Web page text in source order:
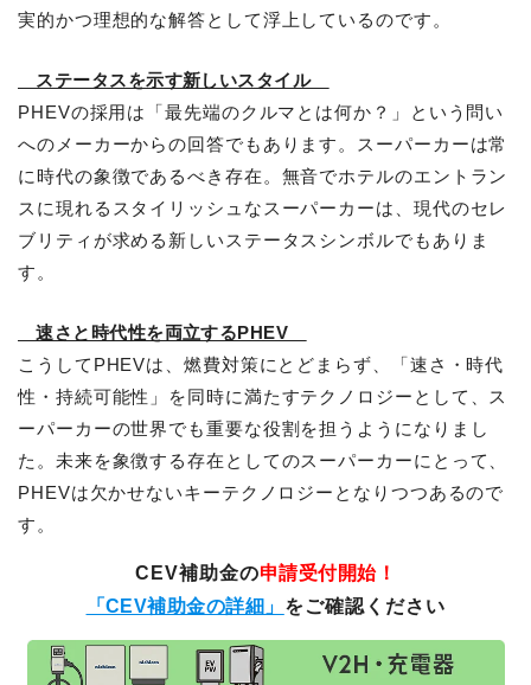
実的かつ理想的な解答として浮上しているのです。
ステータスを示す新しいスタイル
PHEVの採用は「最先端のクルマとは何か？」という問い
へのメーカーからの回答でもあります。スーパーカーは常
に時代の象徴であるべき存在。無音でホテルのエントラン
スに現れるスタイリッシュなスーパーカーは、現代のセレ
ブリティが求める新しいステータスシンボルでもありま
す。
速さと時代性を両立するPHEV
こうしてPHEVは、燃費対策にとどまらず、「速さ・時代
性・持続可能性」を同時に満たすテクノロジーとして、ス
ーパーカーの世界でも重要な役割を担うようになりまし
た。未来を象徴する存在としてのスーパーカーにとって、
PHEVは欠かせないキーテクノロジーとなりつつあるので
す。
CEV補助金の申請受付開始！
「CEV補助金の詳細」 をご確認ください